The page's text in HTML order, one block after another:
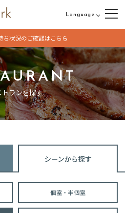
ち状況のご確認はこちら
Language
日本語
English
中文（繁体字）
中文（簡体字）
トランを探す
シーンから探す
個室・半個室